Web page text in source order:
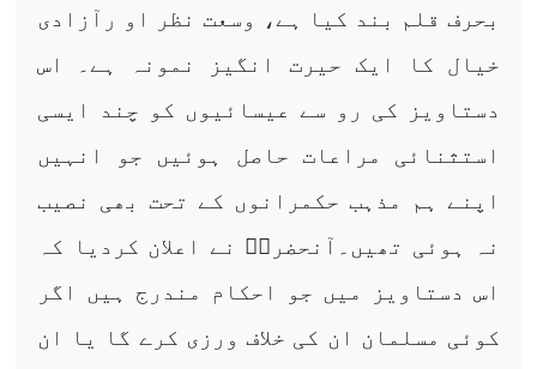
بحرف قلم بند کیا ہے، وسعت نظر او رآزادی
خیال کا ایک حیرت انگیز نمونہ ہے۔ اس
دستاویز کی رو سے عیسائیوں کو چند ایسی
استثنائی مراعات حاصل ہوئیں جو انہیں
اپنے ہم مذہب حکمرانوں کے تحت بھی نصیب
نہ ہوئی تھیں۔آنحضرتؐ نے اعلان کردیا کہ
اس دستاویز میں جو احکام مندرج ہیں اگر
کوئی مسلمان ان کی خلاف ورزی کرے گا یا ان